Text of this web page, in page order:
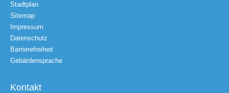
Stadtplan
Sitemap
Impressum
Datenschutz
Barrierefreiheit
Gebärdensprache
Kontakt